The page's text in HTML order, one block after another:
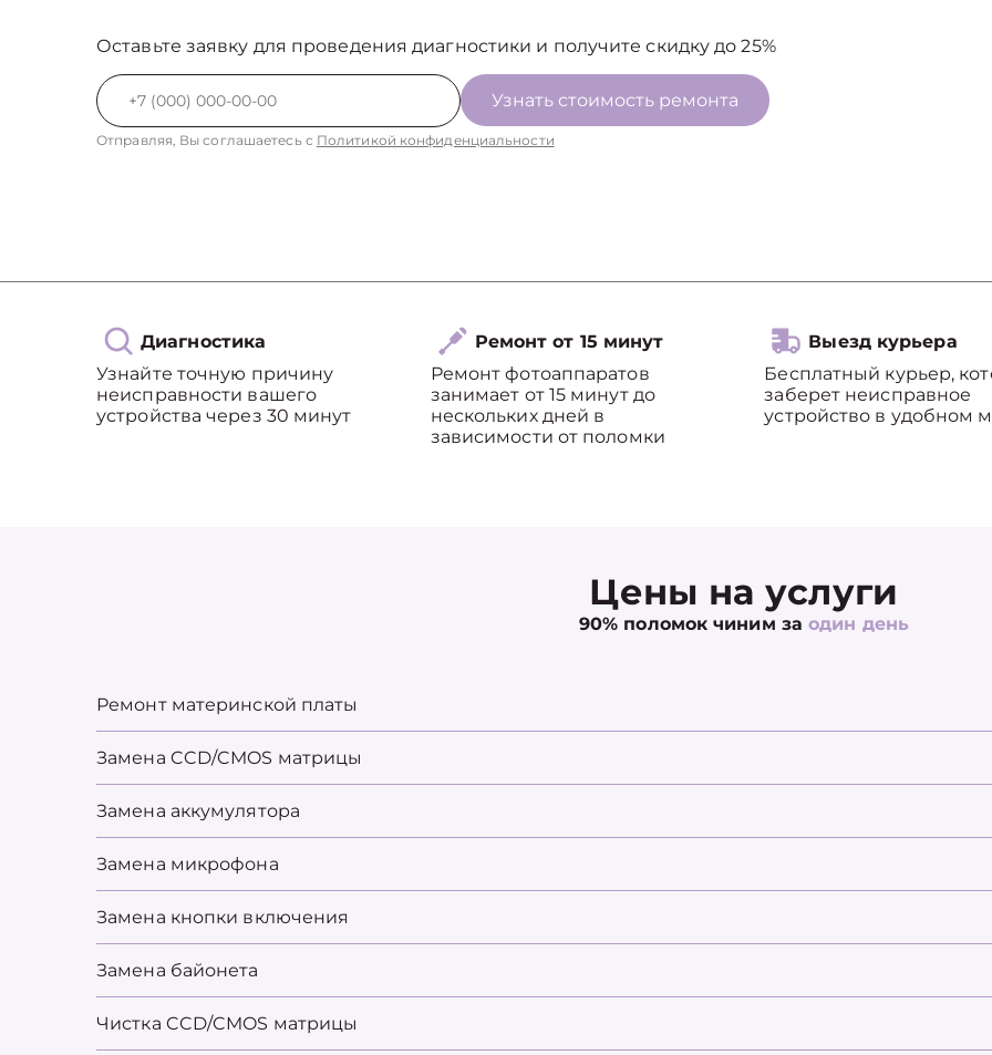
Оставьте заявку для проведения диагностики и получите скидку до 25%
Узнать стоимость ремонта
Отправляя, Вы соглашаетесь с Политикой конфиденциальности
Диагностика
Узнайте точную причину
неисправности вашего
устройства через 30 минут
Ремонт от 15 минут
Ремонт фотоаппаратов
занимает от 15 минут до
нескольких дней в
зависимости от поломки
Выезд курьера
Бесплатный курьер,
заберет неисправное
устройство в удобном
Цены на услуги
90% поломок чиним заодин день
Ремонт материнской платы
Замена CCD/CMOS матрицы
Замена аккумулятора
Замена микрофона
Замена кнопки включения
Замена байонета
Чистка CCD/CMOS матрицы